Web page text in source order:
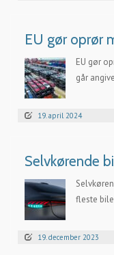
EU gør oprør
EU gør
går
19. april 2024
Selvkørende
fleste
19. december 2023